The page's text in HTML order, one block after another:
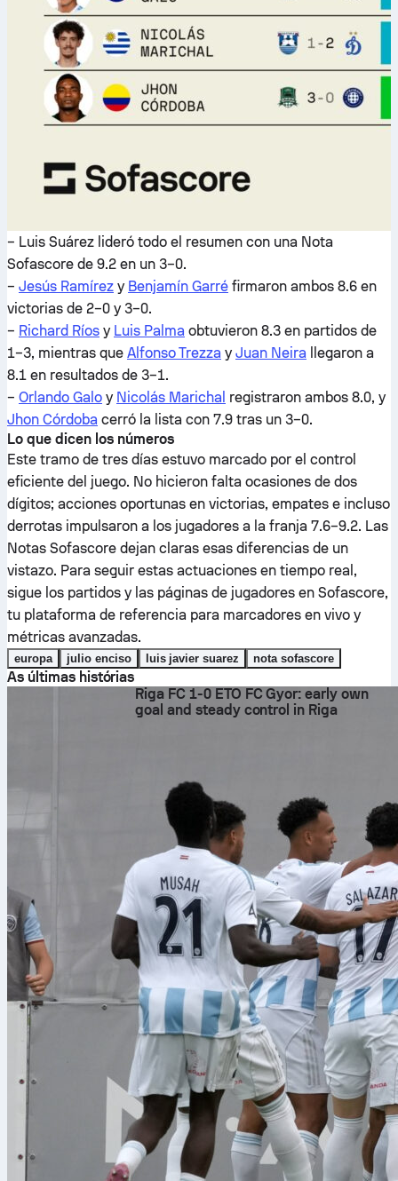
– Luis Suárez lideró todo el resumen con una Nota
Sofascore de 9.2 en un 3–0.
– Jesús Ramírez y Benjamín Garré firmaron ambos 8.6 en
victorias de 2–0 y 3–0.
– Richard Ríos y Luis Palma obtuvieron 8.3 en partidos de
1–3, mientras que Alfonso Trezza y Juan Neira llegaron a
8.1 en resultados de 3–1.
– Orlando Galo y Nicolás Marichal registraron ambos 8.0, y
Jhon Córdoba cerró la lista con 7.9 tras un 3–0.
Lo que dicen los números
Este tramo de tres días estuvo marcado por el control
eficiente del juego. No hicieron falta ocasiones de dos
dígitos; acciones oportunas en victorias, empates e incluso
derrotas impulsaron a los jugadores a la franja 7.6–9.2. Las
Notas Sofascore dejan claras esas diferencias de un
vistazo. Para seguir estas actuaciones en tiempo real,
sigue los partidos y las páginas de jugadores en Sofascore,
tu plataforma de referencia para marcadores en vivo y
métricas avanzadas.
europa julio enciso luis javier suarez nota sofascore
As últimas histórias
Riga FC 1-0 ETO FC Gyor: early own
goal and steady control in Riga